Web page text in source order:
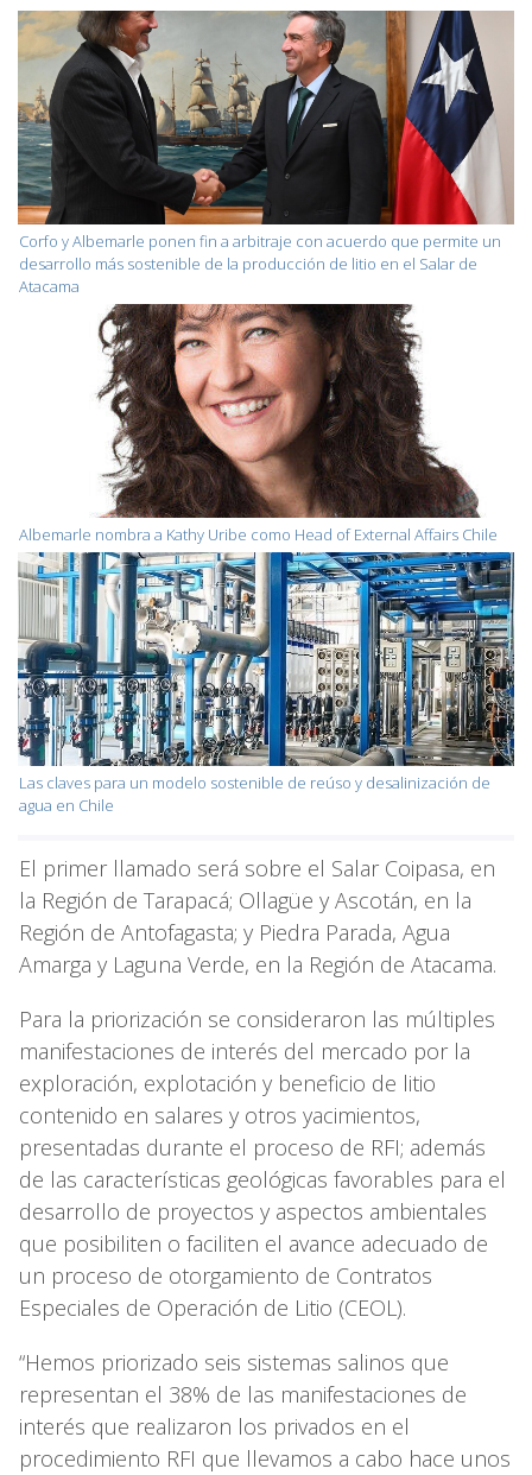
Corfo y Albemarle ponen fin a arbitraje con acuerdo que permite un
desarrollo más sostenible de la producción de litio en el Salar de
Atacama
Albemarle nombra a Kathy Uribe como Head of External Affairs Chile
Las claves para un modelo sostenible de reúso y desalinización de
agua en Chile
El primer llamado será sobre el Salar Coipasa, en
la Región de Tarapacá; Ollagüe y Ascotán, en la
Región de Antofagasta; y Piedra Parada, Agua
Amarga y Laguna Verde, en la Región de Atacama.
Para la priorización se consideraron las múltiples
manifestaciones de interés del mercado por la
exploración, explotación y beneficio de litio
contenido en salares y otros yacimientos,
presentadas durante el proceso de RFI; además
de las características geológicas favorables para el
desarrollo de proyectos y aspectos ambientales
que posibiliten o faciliten el avance adecuado de
un proceso de otorgamiento de Contratos
Especiales de Operación de Litio (CEOL).
“Hemos priorizado seis sistemas salinos que
representan el 38% de las manifestaciones de
interés que realizaron los privados en el
procedimiento RFI que llevamos a cabo hace unos